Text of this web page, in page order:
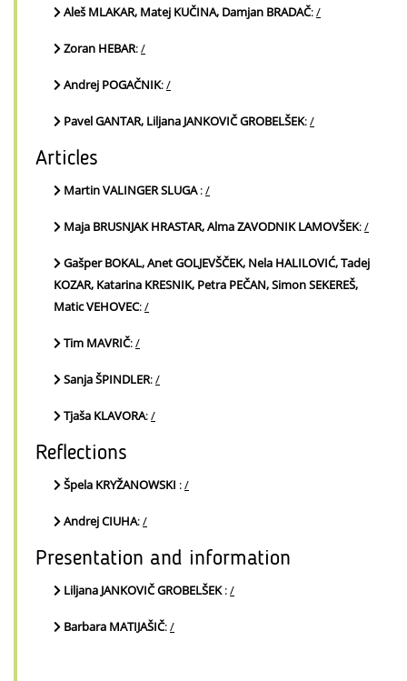
Aleš MLAKAR, Matej KUČINA, Damjan BRADAČ:/
Zoran HEBAR:/
Andrej POGAČNIK:/
Pavel GANTAR, Liljana JANKOVIČ GROBELŠEK:/
Articles
Martin VALINGER SLUGA:/
Maja BRUSNJAK HRASTAR, Alma ZAVODNIK LAMOVŠEK:/
Gašper BOKAL, Anet GOLJEVŠČEK, Nela HALILOVIĆ, Tadej
KOZAR, Katarina KRESNIK, Petra PEČAN, Simon SEKEREŠ,
Matic VEHOVEC:/
Tim MAVRIČ:/
Sanja ŠPINDLER:/
Tjaša KLAVORA:/
Reflections
Špela KRYŽANOWSKI :/
Andrej CIUHA:/
Presentation and information
Liljana JANKOVIČ GROBELŠEK:/
Barbara MATIJAŠIČ:/